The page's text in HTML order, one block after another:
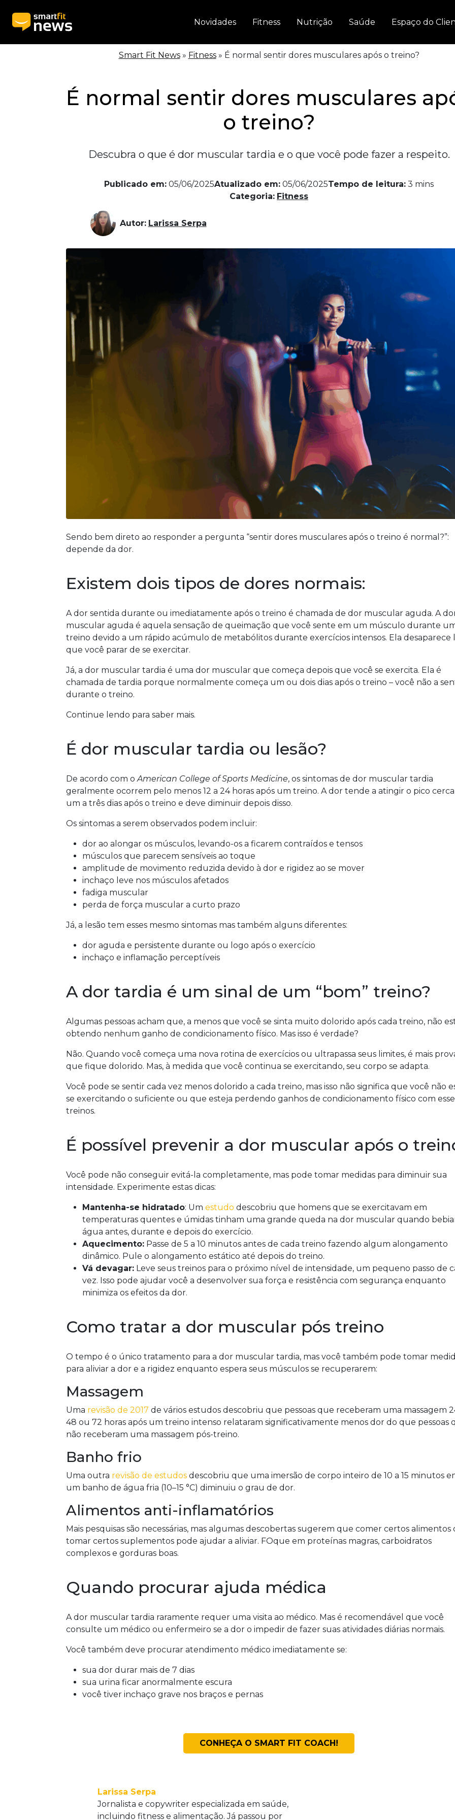
Novidades Fitness Nutrição Saúde Espaço do
Smart Fit News » Fitness » É normal sentir dores musculares após o treino?
É normal sentir dores musculares
o treino?
Descubra o que é dor muscular tardia e o que você pode fazer a respeito.
Publicado em: 05/06/2025Atualizado em: 05/06/2025Tempo de leitura: 3 mins
Categoria: Fitness
Autor: Larissa Serpa
Sendo bem direto ao responder a pergunta “sentir dores musculares após o treino é normal?”:
depende da dor.
Existem dois tipos de dores normais:
A dor sentida durante ou imediatamente após o treino é chamada de dor muscular aguda. A
muscular aguda é aquela sensação de queimação que você sente em um músculo durante
treino devido a um rápido acúmulo de metabólitos durante exercícios intensos. Ela desaparece
que você parar de se exercitar.
Já, a dor muscular tardia é uma dor muscular que começa depois que você se exercita. Ela é
chamada de tardia porque normalmente começa um ou dois dias após o treino – você não a
durante o treino.
Continue lendo para saber mais.
É dor muscular tardia ou lesão?
De acordo com oAmerican College of Sports Medicine, os sintomas de dor muscular tardia
geralmente ocorrem pelo menos 12 a 24 horas após um treino. A dor tende a atingir o pico
um a três dias após o treino e deve diminuir depois disso.
Os sintomas a serem observados podem incluir:
dor ao alongar os músculos, levando-os a ficarem contraídos e tensos
músculos que parecem sensíveis ao toque
amplitude de movimento reduzida devido à dor e rigidez ao se mover
inchaço leve nos músculos afetados
fadiga muscular
perda de força muscular a curto prazo
Já, a lesão tem esses mesmo sintomas mas também alguns diferentes:
dor aguda e persistente durante ou logo após o exercício
inchaço e inflamação perceptíveis
A dor tardia é um sinal de um “bom” treino?
Algumas pessoas acham que, a menos que você se sinta muito dolorido após cada treino, não
obtendo nenhum ganho de condicionamento físico. Mas isso é verdade?
Não. Quando você começa uma nova rotina de exercícios ou ultrapassa seus limites, é mais
que fique dolorido. Mas, à medida que você continua se exercitando, seu corpo se adapta.
Você pode se sentir cada vez menos dolorido a cada treino, mas isso não significa que você não
se exercitando o suficiente ou que esteja perdendo ganhos de condicionamento físico com
treinos.
É possível prevenir a dor muscular após o
Você pode não conseguir evitá-la completamente, mas pode tomar medidas para diminuir sua
intensidade. Experimente estas dicas:
Mantenha-se hidratado: Um estudo descobriu que homens que se exercitavam em
temperaturas quentes e úmidas tinham uma grande queda na dor muscular quando
água antes, durante e depois do exercício.
Aquecimento:Passe de 5 a 10 minutos antes de cada treino fazendo algum alongamento
dinâmico. Pule o alongamento estático até depois do treino.
Vá devagar:Leve seus treinos para o próximo nível de intensidade, um pequeno passo de
vez. Isso pode ajudar você a desenvolver sua força e resistência com segurança enquanto
minimiza os efeitos da dor.
Como tratar a dor muscular pós treino
O tempo é o único tratamento para a dor muscular tardia, mas você também pode tomar
para aliviar a dor e a rigidez enquanto espera seus músculos se recuperarem:
Massagem
Uma revisão de 2017 de vários estudos descobriu que pessoas que receberam uma massagem
48 ou 72 horas após um treino intenso relataram significativamente menos dor do que pessoas
não receberam uma massagem pós-treino.
Banho frio
Uma outra revisão de estudosdescobriu que uma imersão de corpo inteiro de 10 a 15 minutos
um banho de água fria (10–15 °C) diminuiu o grau de dor.
Alimentos anti-inflamatórios
Mais pesquisas são necessárias, mas algumas descobertas sugerem que comer certos alimentos
tomar certos suplementos pode ajudar a aliviar. FOque em proteínas magras, carboidratos
complexos e gorduras boas.
Quando procurar ajuda médica
A dor muscular tardia raramente requer uma visita ao médico. Mas é recomendável que você
consulte um médico ou enfermeiro se a dor o impedir de fazer suas atividades diárias normais.
Você também deve procurar atendimento médico imediatamente se:
sua dor durar mais de 7 dias
sua urina ficar anormalmente escura
você tiver inchaço grave nos braços e pernas
CONHEÇA O SMART FIT COACH!
Larissa Serpa
Jornalista e copywriter especializada em saúde,
incluindo fitness e alimentação. Já passou por